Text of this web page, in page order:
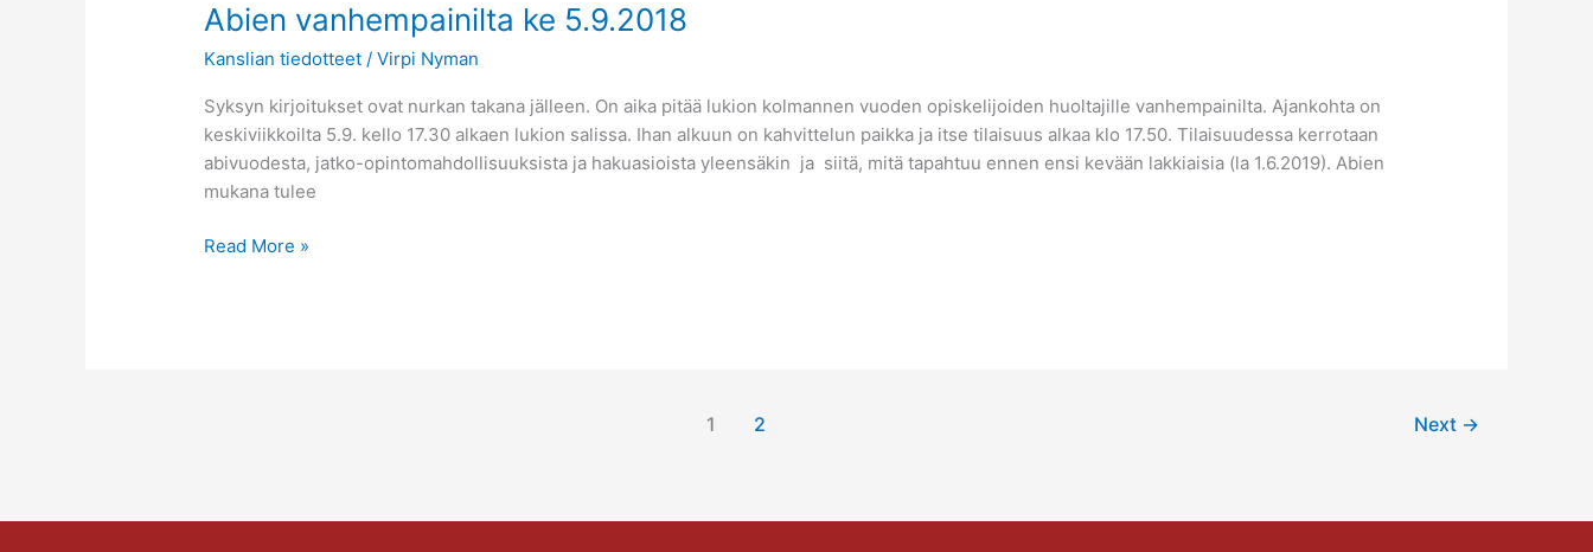
Abien vanhempainilta ke 5.9.2018
Kanslian tiedotteet /Virpi Nyman
Syksyn kirjoitukset ovat nurkan takana jälleen. On aika pitää lukion kolmannen vuoden opiskelijoiden huoltajille vanhempainilta. Ajankohta on
keskiviikkoilta 5.9. kello 17.30 alkaen lukion salissa. Ihan alkuun on kahvittelun paikka ja itse tilaisuus alkaa klo 17.50. Tilaisuudessa kerrotaan
abivuodesta, jatko-opintomahdollisuuksista ja hakuasioista yleensäkin ja siitä, mitä tapahtuu ennen ensi kevään lakkiaisia (la 1.6.2019). Abien
mukana tulee
Abien
ke
5.9.2018
Read More »
1 2 Next →